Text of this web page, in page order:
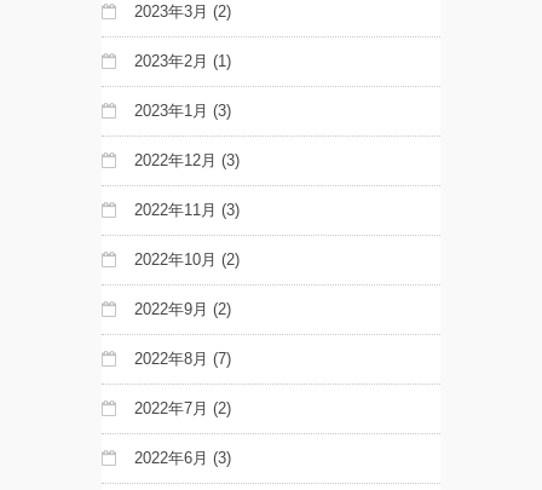
2023年3月 (2)
2023年2月 (1)
2023年1月 (3)
2022年12月 (3)
2022年11月 (3)
2022年10月 (2)
2022年9月 (2)
2022年8月 (7)
2022年7月 (2)
2022年6月 (3)